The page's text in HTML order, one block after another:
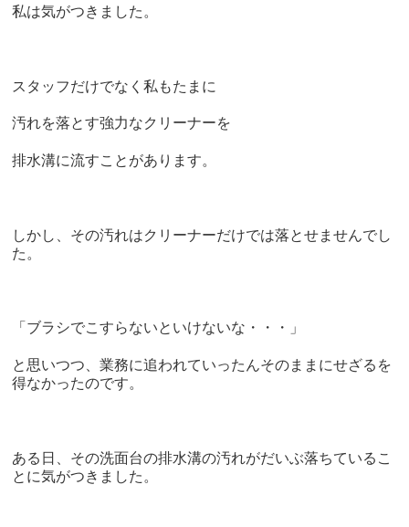
私は気がつきました。
スタッフだけでなく私もたまに
汚れを落とす強力なクリーナーを
排水溝に流すことがあります。
しかし、その汚れはクリーナーだけでは落とせませんでし
た。
「ブラシでこすらないといけないな・・・」
と思いつつ、業務に追われていったんそのままにせざるを
得なかったのです。
ある日、その洗面台の排水溝の汚れがだいぶ落ちているこ
とに気がつきました。